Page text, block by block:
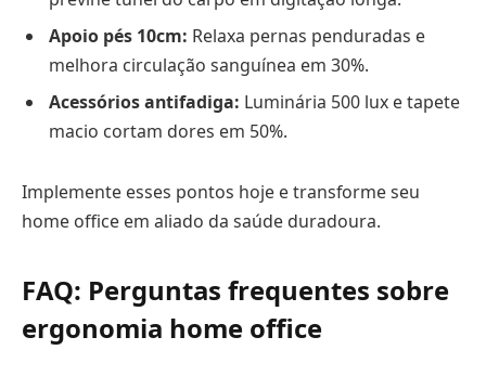
Apoio pés 10cm: Relaxa pernas penduradas e
melhora circulação sanguínea em 30%.
Acessórios antifadiga: Luminária 500 lux e tapete
macio cortam dores em 50%.
Implemente esses pontos hoje e transforme seu
home office em aliado da saúde duradoura.
FAQ: Perguntas frequentes sobre
ergonomia home office